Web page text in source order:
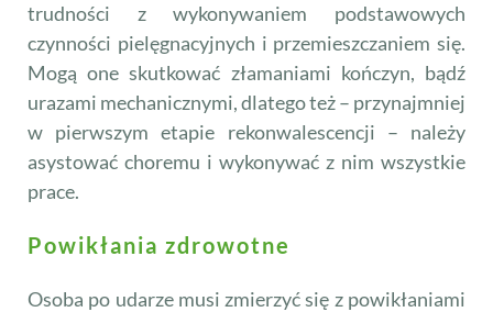
trudności z wykonywaniem podstawowych
czynności pielęgnacyjnych i przemieszczaniem się.
Mogą one skutkować złamaniami kończyn, bądź
urazami mechanicznymi, dlatego też – przynajmniej
w pierwszym etapie rekonwalescencji – należy
asystować choremu i wykonywać z nim wszystkie
prace.
Powikłania zdrowotne
Osoba po udarze musi zmierzyć się z powikłaniami